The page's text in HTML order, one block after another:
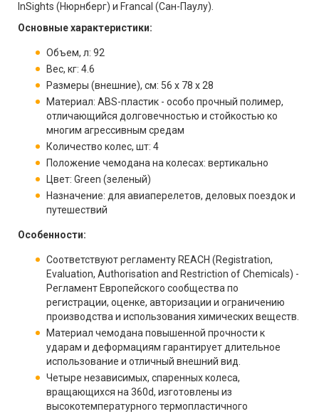
InSights (Нюрнберг) и Francal (Сан-Паулу).
Основные характеристики:
Объем, л: 92
Вес, кг: 4.6
Размеры (внешние), см: 56 x 78 x 28
Материал: ABS-пластик - особо прочный полимер,
отличающийся долговечностью и стойкостью ко
многим агрессивным средам
Количество колес, шт: 4
Положение чемодана на колесах: вертикально
Цвет: Green (зеленый)
Назначение: для авиаперелетов, деловых поездок и
путешествий
Особенности:
Соответствуют регламенту REACH (Registration,
Evaluation, Authorisation and Restriction of Chemicals) -
Регламент Европейского сообщества по
регистрации, оценке, авторизации и ограничению
производства и использования химических веществ.
Материал чемодана повышенной прочности к
ударам и деформациям гарантирует длительное
использование и отличный внешний вид.
Четыре независимых, спаренных колеса,
вращающихся на 360d, изготовлены из
высокотемпературного термопластичного